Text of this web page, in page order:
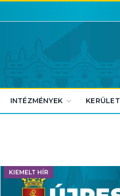
INTÉZMÉNYEK KERÜLET
KIEMELT HÍR